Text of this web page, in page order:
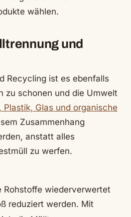
wählen.
und
Recycling ist es ebenfalls
zu schonen und die Umwelt
Plastik, Glas und organische
Zusammenhang
anstatt alles
zu werfen.
Rohstoffe wiederverwertet
reduziert werden. Mit